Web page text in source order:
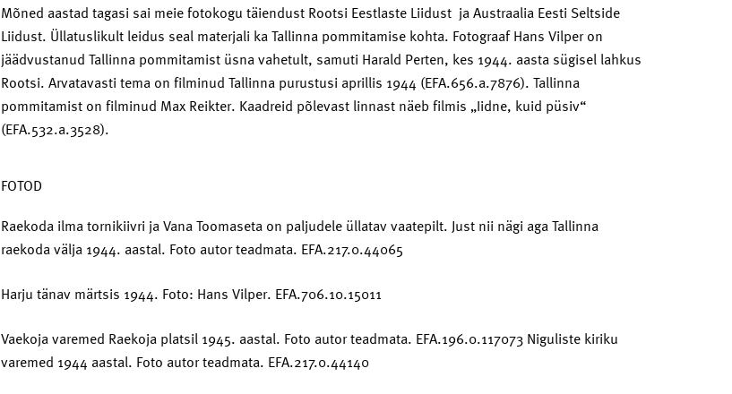
Mõned aastad tagasi sai meie fotokogu täiendust Rootsi Eestlaste Liidust ja Austraalia Eesti Seltside
Liidust. Üllatuslikult leidus seal materjali ka Tallinna pommitamise kohta. Fotograaf Hans Vilper on
jäädvustanud Tallinna pommitamist üsna vahetult, samuti Harald Perten, kes 1944. aasta sügisel lahkus
Rootsi. Arvatavasti tema on filminud Tallinna purustusi aprillis 1944 (EFA.656.a.7876). Tallinna
pommitamist on filminud Max Reikter. Kaadreid põlevast linnast näeb filmis „Iidne, kuid püsiv“
(EFA.532.a.3528).
FOTOD
Raekoda ilma tornikiivri ja Vana Toomaseta on paljudele üllatav vaatepilt. Just nii nägi aga Tallinna
raekoda välja 1944. aastal. Foto autor teadmata. EFA.217.0.44065
Harju tänav märtsis 1944. Foto: Hans Vilper. EFA.706.10.15011
Vaekoja varemed Raekoja platsil 1945. aastal. Foto autor teadmata. EFA.196.0.117073 Niguliste kiriku
varemed 1944 aastal. Foto autor teadmata. EFA.217.0.44140